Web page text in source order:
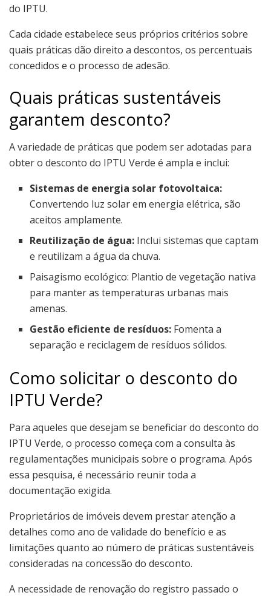
do IPTU.
Cada cidade estabelece seus próprios critérios sobre
quais práticas dão direito a descontos, os percentuais
concedidos e o processo de adesão.
Quais práticas sustentáveis
garantem desconto?
A variedade de práticas que podem ser adotadas para
obter o desconto do IPTU Verde é ampla e inclui:
Sistemas de energia solar fotovoltaica:
Convertendo luz solar em energia elétrica, são
aceitos amplamente.
Reutilização de água: Inclui sistemas que captam
e reutilizam a água da chuva.
Paisagismo ecológico: Plantio de vegetação nativa
para manter as temperaturas urbanas mais
amenas.
Gestão eficiente de resíduos: Fomenta a
separação e reciclagem de resíduos sólidos.
Como solicitar o desconto do
IPTU Verde?
Para aqueles que desejam se beneficiar do desconto do
IPTU Verde, o processo começa com a consulta às
regulamentações municipais sobre o programa. Após
essa pesquisa, é necessário reunir toda a
documentação exigida.
Proprietários de imóveis devem prestar atenção a
detalhes como ano de validade do benefício e as
limitações quanto ao número de práticas sustentáveis
consideradas na concessão do desconto.
A necessidade de renovação do registro passado o